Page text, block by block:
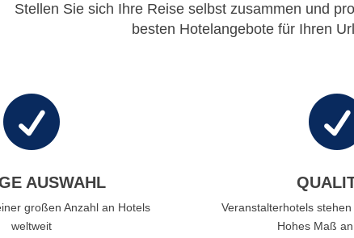
Stellen Sie sich Ihre Reise selbst zusammen und
besten Hotelangebote für Ihren

AUSWAHL
großen Anzahl an Hotels
weltweit
Veranstalterhotels
Hohes Maß